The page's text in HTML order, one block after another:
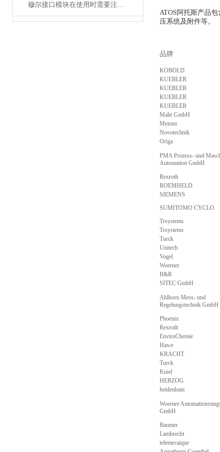
穆尔接口模块在使用时需要注意哪些问题？
ATOS阿托斯产品
压系统及附件等。
品牌
KOBOLD
KUEBLER
KUEBLER
KUEBLER
KUEBLER
Mahr GmbH
Meister
Novotechnik
Origa
PMA Prozess- und
Automation GmbH
Rexroth
ROEMHELD
SIEMENS
SUMITOMO CYCLO
Trsystems
Trsystems
Turck
Unitech
Vogel
Woerner
B&R
SITEC GmbH
Ahlborn Mess- und
Regelungstechnik GmbH
Phoenix
Rexroth
EnviroChemie
Hawe
KRACHT
Turck
Kniel
HERZOG
heidenhain
Woerner
GmbH
Baumer
Lambrecht
telemecaique